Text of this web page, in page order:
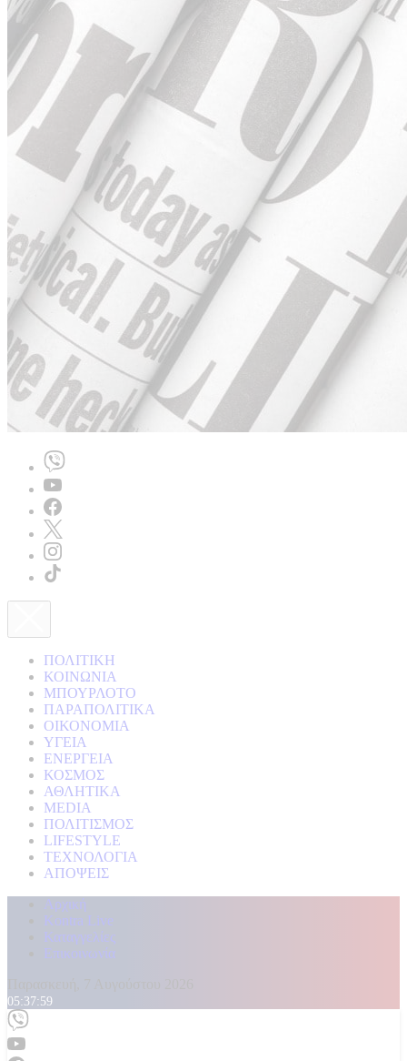
ΠΟΛΙΤΙΚΗ
ΚΟΙΝΩΝΙΑ
ΜΠΟΥΡΛΟΤΟ
ΠΑΡΑΠΟΛΙΤΙΚΑ
ΟΙΚΟΝΟΜΙΑ
ΥΓΕΙΑ
ΕΝΕΡΓΕΙΑ
ΚΟΣΜΟΣ
ΑΘΛΗΤΙΚΑ
MEDIA
ΠΟΛΙΤΙΣΜΟΣ
LIFESTYLE
ΤΕΧΝΟΛΟΓΙΑ
ΑΠΟΨΕΙΣ
Αρχική
Kontra Live
Καταγγελίες
Επικοινωνία
05:38:00